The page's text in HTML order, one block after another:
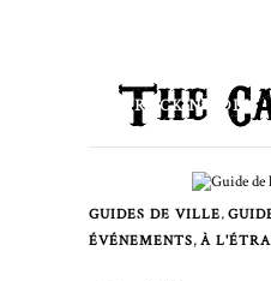
ROCK N ROLL
GUIDES DE VILLE,
ÉVÉNEMENTS, À